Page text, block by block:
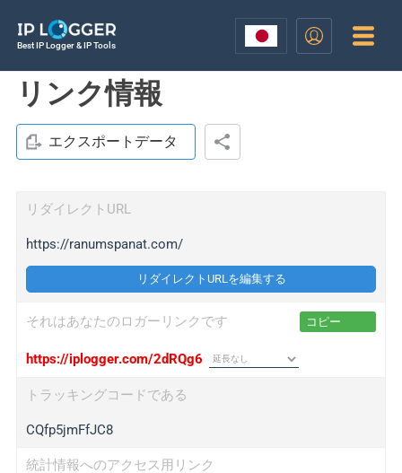
Best IP Logger & IP Tools
リンク情報
エクスポートデータ
リダイレクトURL
https://ranumspanat.com/
リダイレクトURLを編集する
それはあなたのロガーリンクです コピー
https://iplogger.com/2dRQg6
トラッキングコードである
CQfp5jmFfJC8
統計情報へのアクセス用リンク